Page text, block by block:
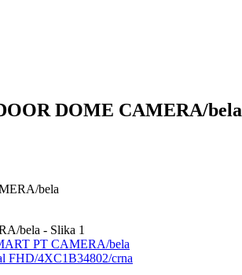
DOME CAMERA/bela
bela
PT CAMERA/bela
FHD/4XC1B34802/crna